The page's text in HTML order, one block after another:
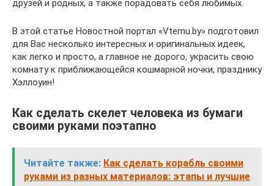
друзей и родных, а также порадовать себя любимых.
В этой статье Новостной портал «Vtemu.by» подготовил
для Вас несколько интересных и оригинальных идеек,
как легко и просто, а главное не дорого, украсить свою
комнату к приближающейся кошмарной ночки, празднику
Хэллоуин!
Как сделать скелет человека из бумаги
своими руками поэтапно
Читайте также: Как сделать корабль своими
руками из разных материалов: этапы и лучшие